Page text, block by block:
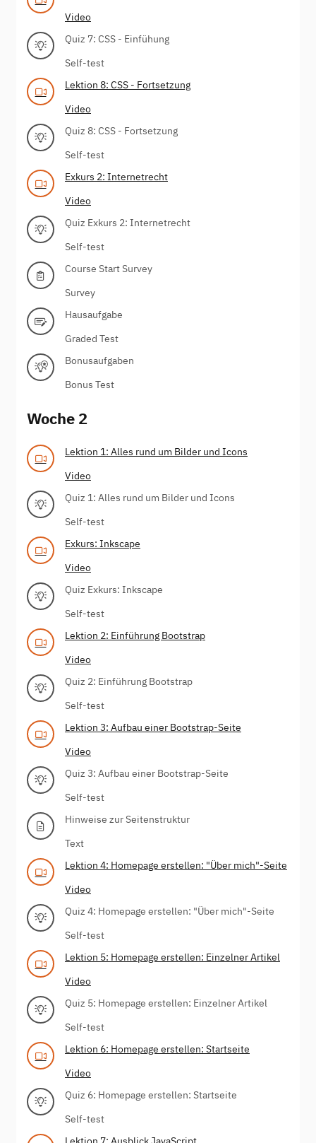
Video
Quiz 7: CSS - Einfühung
Self-test
Lektion 8: CSS - Fortsetzung
Video
Quiz 8: CSS - Fortsetzung
Self-test
Exkurs 2: Internetrecht
Video
Quiz Exkurs 2: Internetrecht
Self-test
Course Start Survey
Survey
Hausaufgabe
Graded Test
Bonusaufgaben
Bonus Test
Woche 2
Lektion 1: Alles rund um Bilder und Icons
Video
Quiz 1: Alles rund um Bilder und Icons
Self-test
Exkurs: Inkscape
Video
Quiz Exkurs: Inkscape
Self-test
Lektion 2: Einführung Bootstrap
Video
Quiz 2: Einführung Bootstrap
Self-test
Lektion 3: Aufbau einer Bootstrap-Seite
Video
Quiz 3: Aufbau einer Bootstrap-Seite
Self-test
Hinweise zur Seitenstruktur
Text
Lektion 4: Homepage erstellen: "Über mich"-Seite
Video
Quiz 4: Homepage erstellen: "Über mich"-Seite
Self-test
Lektion 5: Homepage erstellen: Einzelner Artikel
Video
Quiz 5: Homepage erstellen: Einzelner Artikel
Self-test
Lektion 6: Homepage erstellen: Startseite
Video
Quiz 6: Homepage erstellen: Startseite
Self-test